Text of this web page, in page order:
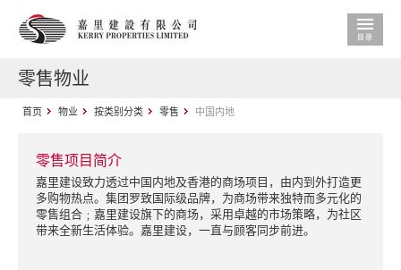
零售物业
首页 物业 按类别分类 零售 中国内地
零售项目简介
嘉里建设致力透过中国内地及香港的商场项目，由内到外打造更
多购物热点。集团罗致国际级品牌，为商场带来独特而多元化的
零售组合﹔嘉里建设旗下的商场，采用卓越的市场策略，为社区
带来全新生活体验。嘉里建设，一直与顾客同步前进。